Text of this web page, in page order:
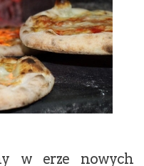
w erze nowych